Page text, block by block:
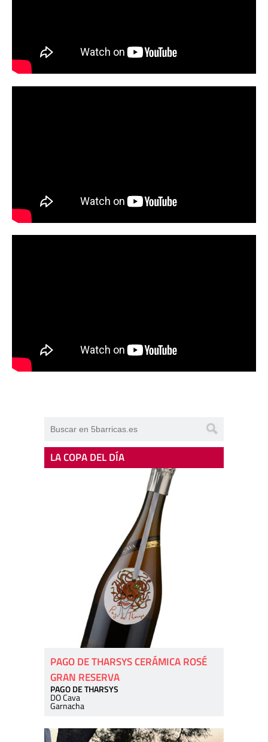
LA COPA DEL DÍA
PAGO DE THARSYS CERÁMICA ROSÉ
GRAN RESERVA
PAGO DE THARSYS
DO Cava
Garnacha